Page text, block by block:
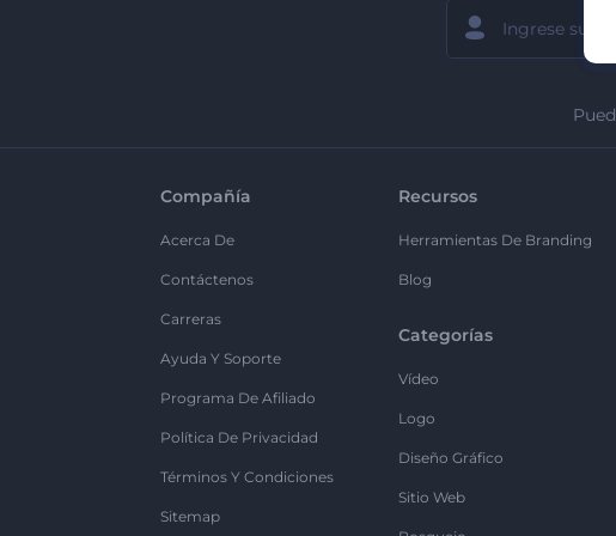
Compañía
Acerca De
Contáctenos
Carreras
Ayuda Y Soporte
Programa De Afiliado
Política De Privacidad
Términos Y Condiciones
Sitemap
Recursos
Herramientas De Branding
Blog
Categorías
Vídeo
Logo
Diseño Gráfico
Sitio Web